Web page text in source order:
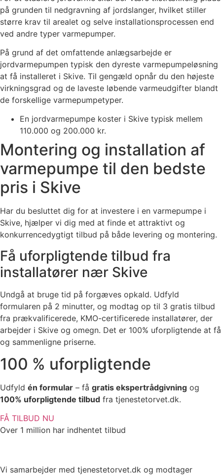
på grunden til nedgravning af jordslanger, hvilket stiller
større krav til arealet og selve installationsprocessen end
ved andre typer varmepumper.
På grund af det omfattende anlægsarbejde er
jordvarmepumpen typisk den dyreste varmepumpeløsning
at få installeret i Skive. Til gengæld opnår du den højeste
virkningsgrad og de laveste løbende varmeudgifter blandt
de forskellige varmepumpetyper.
En jordvarmepumpe koster i Skive typisk mellem
110.000 og 200.000 kr.
Montering og installation af
varmepumpe til den bedste
pris i Skive
Har du besluttet dig for at investere i en varmepumpe i
Skive, hjælper vi dig med at finde et attraktivt og
konkurrencedygtigt tilbud på både levering og montering.
Få uforpligtende tilbud fra
installatører nær Skive
Undgå at bruge tid på forgæves opkald. Udfyld
formularen på 2 minutter, og modtag op til 3 gratis tilbud
fra prækvalificerede, KMO-certificerede installatører, der
arbejder i Skive og omegn. Det er 100% uforpligtende at få
og sammenligne priserne.
100 % uforpligtende
Udfyld én formular – få gratis ekspertrådgivning og
100% uforpligtende tilbud fra tjenestetorvet.dk.
FÅ TILBUD NU
Over 1 million har indhentet tilbud
Vi samarbejder med tjenestetorvet.dk og modtager